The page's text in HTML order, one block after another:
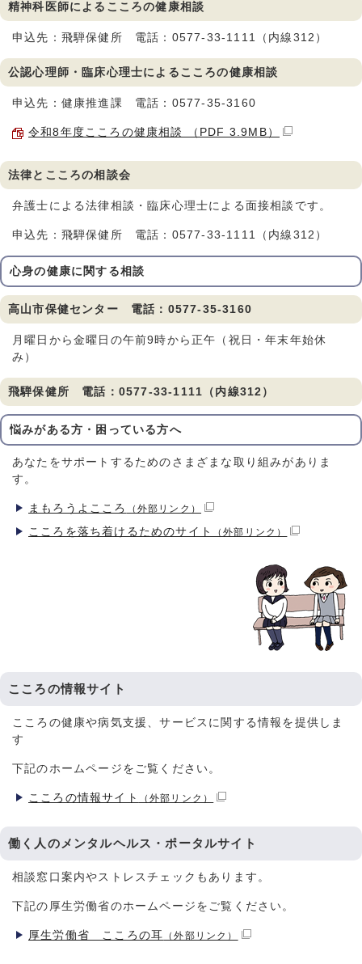
精神科医師によるこころの健康相談
申込先：飛騨保健所 電話：0577-33-1111（内線312）
公認心理師・臨床心理士によるこころの健康相談
申込先：健康推進課 電話：0577-35-3160
令和8年度こころの健康相談 （PDF 3.9MB）
法律とこころの相談会
弁護士による法律相談・臨床心理士による面接相談です。
申込先：飛騨保健所 電話：0577-33-1111（内線312）
心身の健康に関する相談
高山市保健センター 電話：0577-35-3160
月曜日から金曜日の午前9時から正午（祝日・年末年始休
み）
飛騨保健所 電話：0577-33-1111（内線312）
悩みがある方・困っている方へ
あなたをサポートするためのさまざまな取り組みがありま
す。
まもろうよこころ （外部リンク）
こころを落ち着けるためのサイト （外部リンク）
こころの情報サイト
こころの健康や病気支援、サービスに関する情報を提供しま
す
下記のホームページをご覧ください。
こころの情報サイト （外部リンク）
働く人のメンタルヘルス・ポータルサイト
相談窓口案内やストレスチェックもあります。
下記の厚生労働省のホームページをご覧ください。
厚生労働省 こころの耳 （外部リンク）